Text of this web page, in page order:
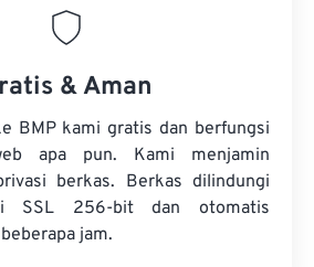
& Aman
BMP kami gratis dan berfungsi
apa pun. Kami menjamin
berkas. Berkas dilindungi
SSL 256-bit dan otomatis
jam.